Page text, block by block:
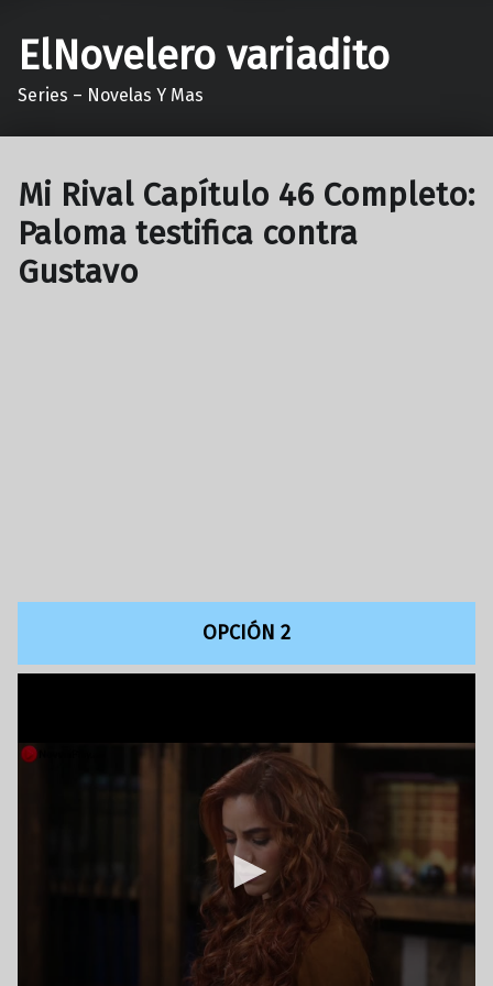
ElNovelero variadito
Series – Novelas Y Mas
Mi Rival Capítulo 46 Completo:
Paloma testifica contra
Gustavo
OPCIÓN 2